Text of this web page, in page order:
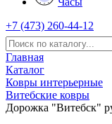
+7 (473) 260-44-12
Главная
Каталог
Ковры интерьерные
Витебские ковры
Дорожка "Витебск"